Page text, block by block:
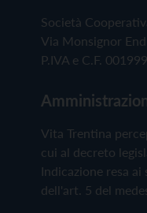
Società
Via Monsignor
P.IVA e C.F.
Vita Trentina
cui al decreto
Indicazione resa
dell'art. 5 del